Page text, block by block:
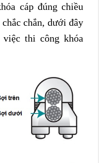
cáp đúng chiều
chắn, dưới đây
thi công khóa